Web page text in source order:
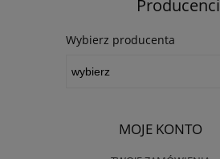
Producenci
Wybierz producenta
MOJE KONTO